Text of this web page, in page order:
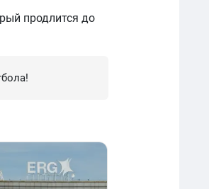
продлится до